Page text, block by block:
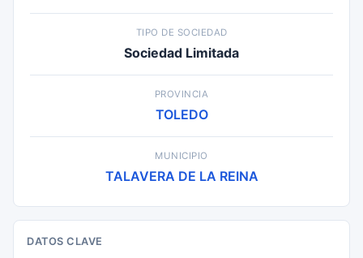
TIPO DE SOCIEDAD
Sociedad Limitada
PROVINCIA
TOLEDO
MUNICIPIO
TALAVERA DE LA REINA
DATOS CLAVE